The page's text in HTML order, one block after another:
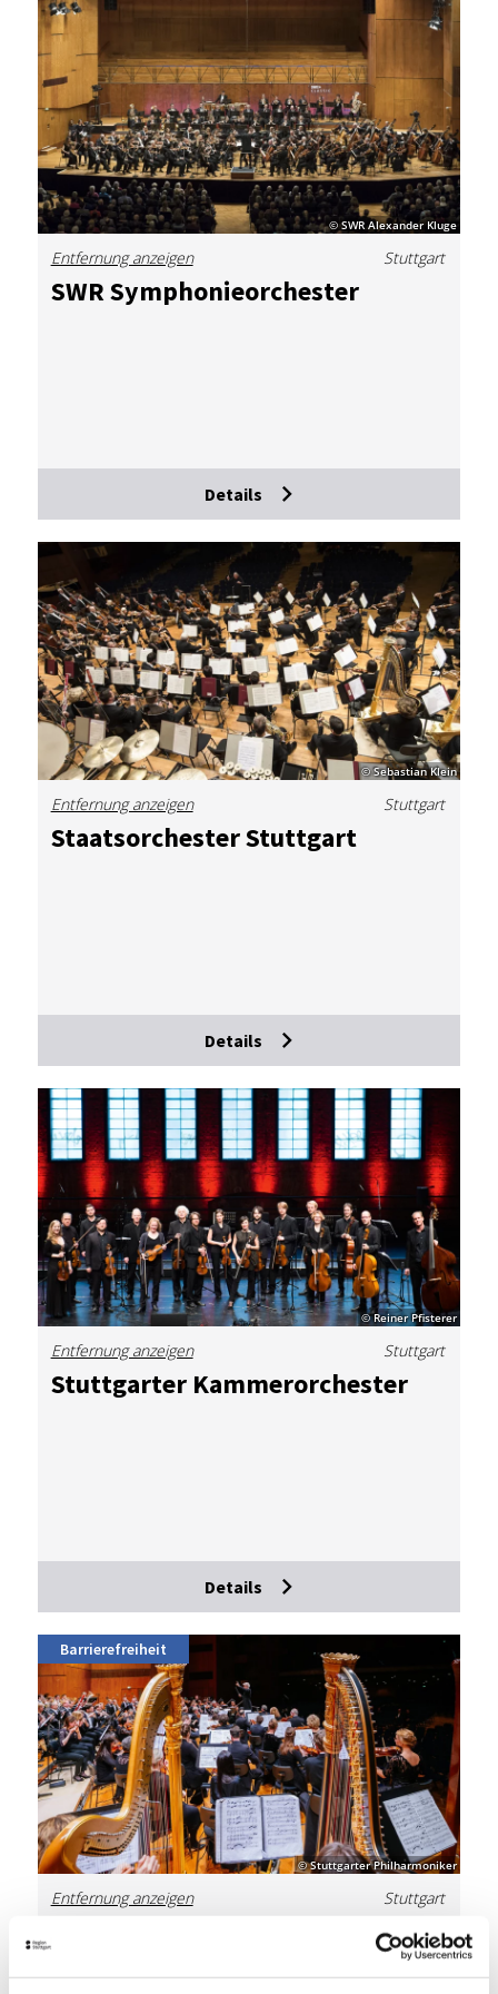
© SWR Alexander Kluge
Entfernung anzeigen Stuttgart
SWR Sym­pho­nie­or­ches­ter
Details
© Sebastian Klein
Entfernung anzeigen Stuttgart
Staats­or­ches­ter Stutt­gart
Details
© Reiner Pfisterer
Entfernung anzeigen Stuttgart
Stutt­gar­ter Kam­mer­or­ches­ter
Details
© Stuttgarter Philharmoniker
Barrierefreiheit
Entfernung anzeigen Stuttgart
Stutt­gar­ter Phil­har­mo­ni­ker